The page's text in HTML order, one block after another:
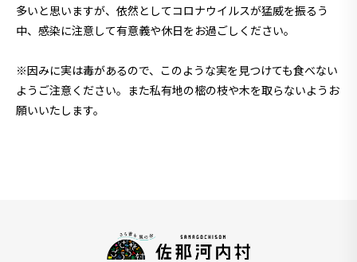
多いと思いますが、依然としてコロナウイルスが猛威を振るう
中、感染に注意して有意義や休日をお過ごしください。
※因みに実は毒があるので、このような実を見つけても食べない
ようご注意ください。また私有地の樒の枝や木を取らないようお
願いいたします。